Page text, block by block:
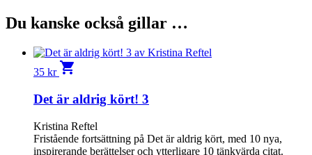
Du kanske också gillar …
35 kr shopping_cart
Det är aldrig kört! 3
Kristina Reftel
Fristående fortsättning på Det är aldrig kört, med 10 nya,
inspirerande berättelser och ytterligare 10 tänkvärda citat.